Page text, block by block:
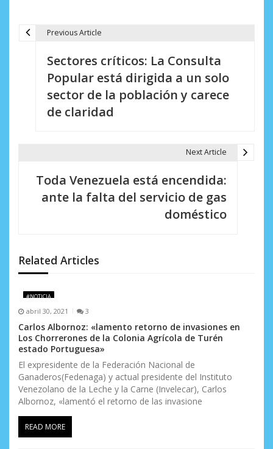
d
e
n
t
r
a
d
a
Previous Article
Sectores críticos: La Consulta
Popular está dirigida a un solo
sector de la población y carece
de claridad
Next Article
Toda Venezuela está encendida:
ante la falta del servicio de gas
doméstico
Related Articles
#NOTICIA
abril 30, 2021 3
Carlos Albornoz: «lamento retorno de invasiones en
Los Chorrerones de la Colonia Agrícola de Turén
estado Portuguesa»
El expresidente de la Federación Nacional de
Ganaderos(Fedenaga) y actual presidente del Instituto
Venezolano de la Leche y la Carne (Invelecar), Carlos
Albornoz, «lamentó el retorno de las invasione
READ MORE